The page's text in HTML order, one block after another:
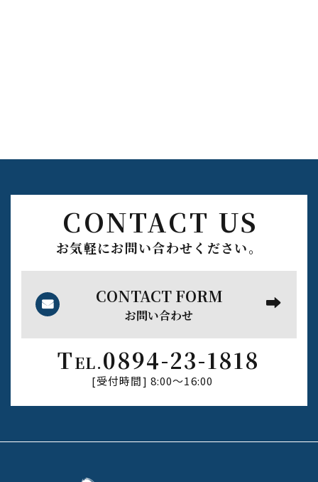
CONTACT US
お気軽にお問い合わせください。
CONTACT FORM
お問い合わせ
TEL.0894-23-1818
[受付時間] 8:00〜16:00